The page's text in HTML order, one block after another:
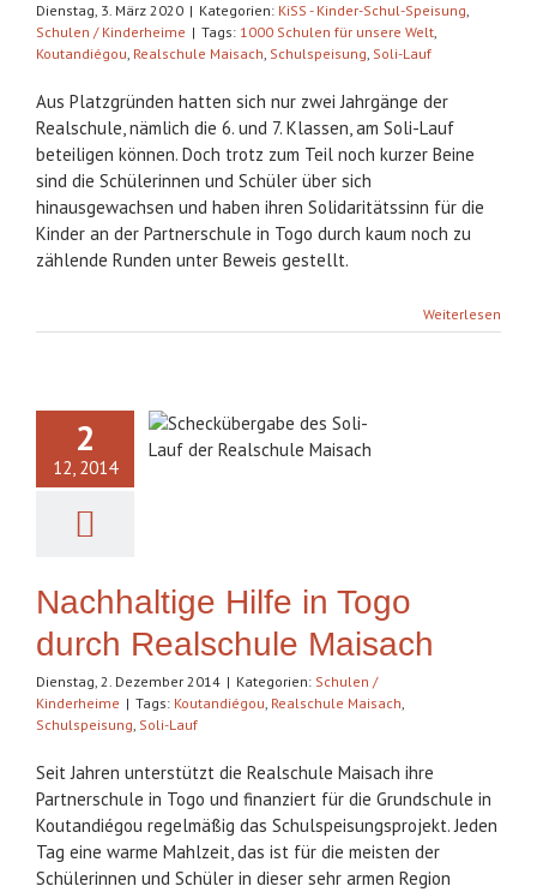
Spendenkorb
nach:
Dienstag, 3. März 2020 | Kategorien: KiSS - Kinder-Schul-Speisung,
Schulen / Kinderheime | Tags: 1000 Schulen für unsere Welt,
Koutandiégou, Realschule Maisach, Schulspeisung, Soli-Lauf
Aus Platzgründen hatten sich nur zwei Jahrgänge der
Realschule, nämlich die 6. und 7. Klassen, am Soli-Lauf
beteiligen können. Doch trotz zum Teil noch kurzer Beine
sind die Schülerinnen und Schüler über sich
hinausgewachsen und haben ihren Solidaritätssinn für die
Kinder an der Partnerschule in Togo durch kaum noch zu
zählende Runden unter Beweis gestellt.
Weiterlesen
2
12, 2014
Hilfe in
durch
Nachhaltige Hilfe in Togo
durch Realschule Maisach
Dienstag, 2. Dezember 2014 | Kategorien: Schulen /
Kinderheime | Tags: Koutandiégou, Realschule Maisach,
Schulspeisung, Soli-Lauf
Seit Jahren unterstützt die Realschule Maisach ihre
Partnerschule in Togo und finanziert für die Grundschule in
Koutandiégou regelmäßig das Schulspeisungsprojekt. Jeden
Tag eine warme Mahlzeit, das ist für die meisten der
Schülerinnen und Schüler in dieser sehr armen Region